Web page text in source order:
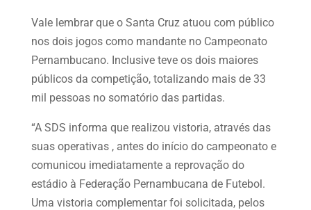
Vale lembrar que o Santa Cruz atuou com público
nos dois jogos como mandante no Campeonato
Pernambucano. Inclusive teve os dois maiores
públicos da competição, totalizando mais de 33
mil pessoas no somatório das partidas.
“A SDS informa que realizou vistoria, através das
suas operativas , antes do início do campeonato e
comunicou imediatamente a reprovação do
estádio à Federação Pernambucana de Futebol.
Uma vistoria complementar foi solicitada, pelos